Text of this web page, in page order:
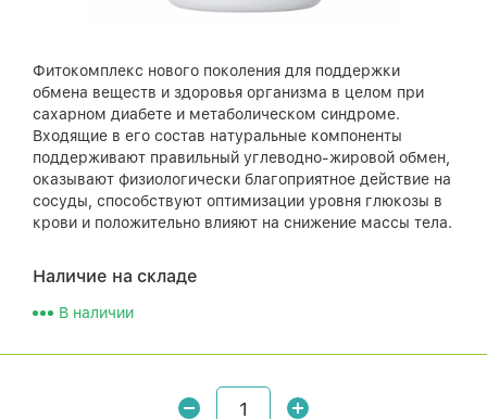
Фитокомплекс нового поколения для поддержки
обмена веществ и здоровья организма в целом при
сахарном диабете и метаболическом синдроме.
Входящие в его состав натуральные компоненты
поддерживают правильный углеводно-жировой обмен,
оказывают физиологически благоприятное действие на
сосуды, способствуют оптимизации уровня глюкозы в
крови и положительно влияют на снижение массы тела.
Наличие на складе
В наличии